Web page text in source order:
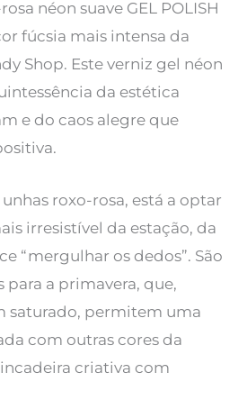
néon suave GEL POLISH
fúcsia mais intensa da
Shop. Este verniz gel néon
da estética
e do caos alegre que
roxo-rosa, está a optar
irresistível da estação, da
“mergulhar os dedos”. São
para a primavera, que,
saturado, permitem uma
com outras cores da
criativa com